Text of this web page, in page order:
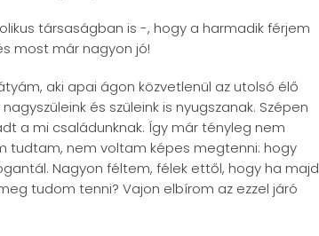
társaságban is -, hogy a harmadik férjem
most már nagyon jó!
aki apai ágon közvetlenül az utolsó élő
és szüleink is nyugszanak. Szépen
a mi családunknak. Így már tényleg nem
tudtam, nem voltam képes megtenni: hogy
Nagyon féltem, félek ettől, hogy ha majd
tudom tenni? Vajon elbírom az ezzel járó